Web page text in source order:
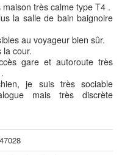
très calme type T4 .
la salle de bain baignoire
au voyageur bien sûr.
la cour.
gare et autoroute très
je suis très sociable
mais très discrète